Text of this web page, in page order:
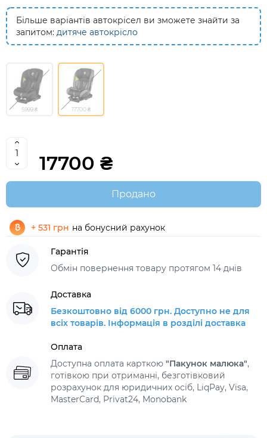
Більше варіантів автокрісел ви зможете знайти за
запитом: дитяче автокрісло
5999 ₴ 17700 ₴
17700 ₴
Продано
+ 531 грн на бонусний рахунок
Гарантія
Обмін повернення товару протягом 14 днів
Доставка
Безкоштовно від 6000 грн. Доступно не для
всіх товарів. Інформація в розділі доставка
Оплата
Доступна оплата карткою "Пакунок малюка",
готівкою при отриманні, безготівковий
розрахунок для юридичних осіб, LiqPay, Visa,
MasterCard, Privat24, Monobank